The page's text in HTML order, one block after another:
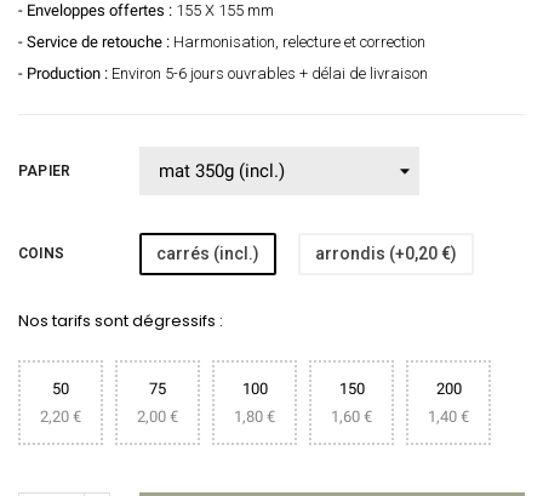
- Enveloppes offertes : 155 X 155 mm
- Service de retouche : Harmonisation, relecture et correction
- Production : Environ 5-6 jours ouvrables + délai de livraison
PAPIER
COINS carrés (incl.) arrondis (+0,20 €)
Nos tarifs sont dégressifs :
50
2,20 €
75
2,00 €
100
1,80 €
150
1,60 €
200
1,40 €